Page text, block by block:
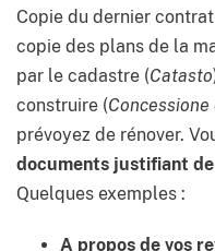
Copie du dernier contrat
copie des plans de la
par le cadastre (Catasto
construire (Concessione
prévoyez de rénover.
documents justifiant
Quelques exemples :
A propos de vos